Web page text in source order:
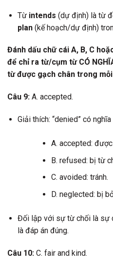
Từ intends (dự định) là từ
plan(kế hoạch/dự định)
Đánh dấu chữ cái A, B, C
để chỉ ra từ/cụm từ CÓ
từ được gạch chân trong
Câu 9: A. accepted.
Giải thích: “denied” có
A. accepted:
B. refused: bị từ
C. avoided: tránh.
D. neglected: bị
Đối lập với sự từ chối là sự
là đáp án đúng.
Câu 10: C. fair and kind.